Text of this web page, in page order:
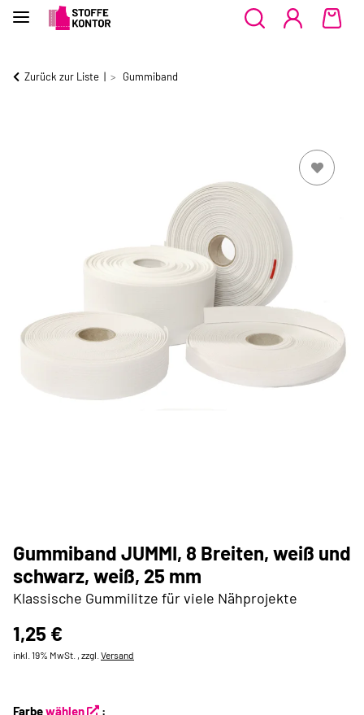
Zurück zur Liste Gummiband
Gummiband JUMMI, 8 Breiten, weiß und
schwarz, weiß, 25 mm
Klassische Gummilitze für viele Nähprojekte
1,25 €
inkl. 19% MwSt. , zzgl. Versand
Farbewählen :